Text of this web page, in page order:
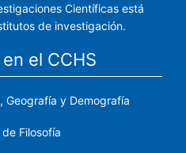
Científicas está
de investigación.
el CCHS
Geografía y Demografía
Filosofía